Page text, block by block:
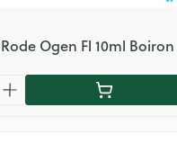
Ogen Fl 10ml Boiron